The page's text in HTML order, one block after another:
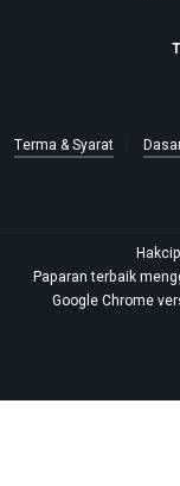
Terma & Syarat
Paparan terbaik
Google Chrome